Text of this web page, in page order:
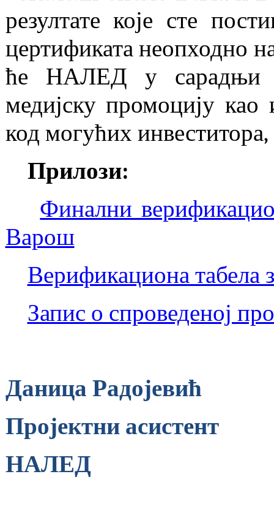
резултате које сте
цертификата неопходно
ће НАЛЕД у сарадњи
медијску промоцију
код могућих
Прилози:
Финални
Варош
Верификациона
Запис о спроведеној
Даница Радојевић
Пројектни асистент
НАЛЕД